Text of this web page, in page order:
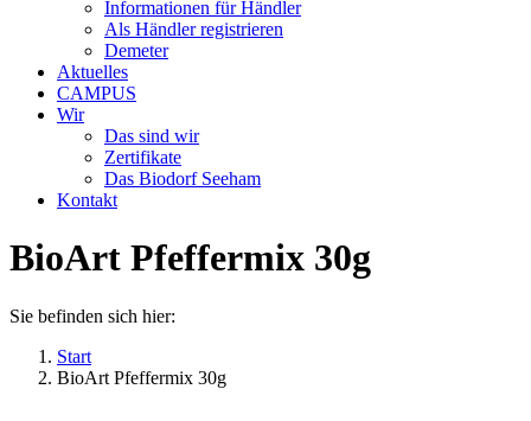
Informationen für Händler
Als Händler registrieren
Demeter
Aktuelles
CAMPUS
Wir
Das sind wir
Zertifikate
Das Biodorf Seeham
Kontakt
BioArt Pfeffermix 30g
Sie befinden sich hier:
Start
BioArt Pfeffermix 30g